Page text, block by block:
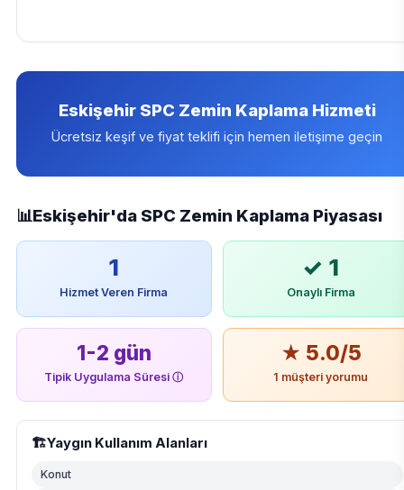
Eskişehir SPC Zemin Kaplama Hizmeti
Ücretsiz keşif ve fiyat teklifi için hemen iletişime geçin
📊Eskişehir'da SPC Zemin Kaplama Piyasası
1
Hizmet Veren Firma
✓ 1
Onaylı Firma
1-2 gün
Tipik Uygulama Süresiⓘ
★ 5.0/5
1 müşteri yorumu
🏗️Yaygın Kullanım Alanları
Konut